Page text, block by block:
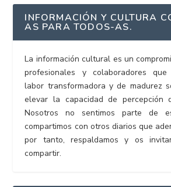
INFORMACIÓN Y CULTURA
AS PARA TODOS-AS.
La información cultural es un
profesionales y colaboradores
labor transformadora y de madurez
elevar la capacidad de percepción
Nosotros no sentimos parte de
compartimos con otros diarios que
por tanto, respaldamos y os
compartir.